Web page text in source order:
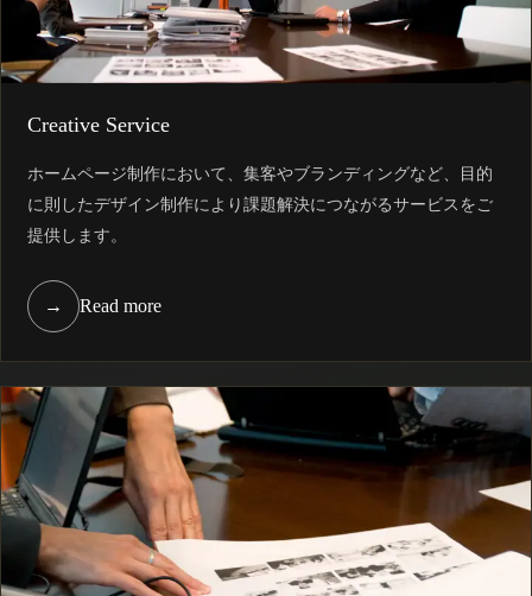
Creative Service
ホームページ制作において、集客やブランディングなど、目的
に則したデザイン制作により課題解決につながるサービスをご
提供します。
→ Read more